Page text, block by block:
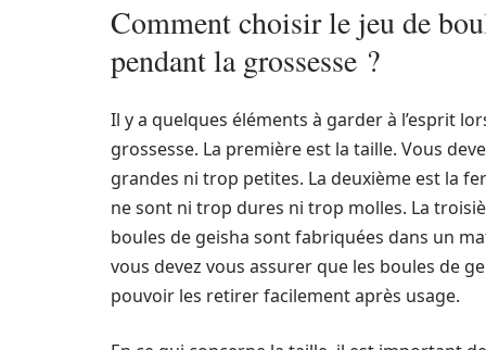
Comment choisir le jeu de
pendant la grossesse ?
Il y a quelques éléments à garder à l’esprit
grossesse. La première est la taille. Vous
grandes ni trop petites. La deuxième est la
ne sont ni trop dures ni trop molles. La
boules de geisha sont fabriquées dans un
vous devez vous assurer que les boules de
pouvoir les retirer facilement après usage.